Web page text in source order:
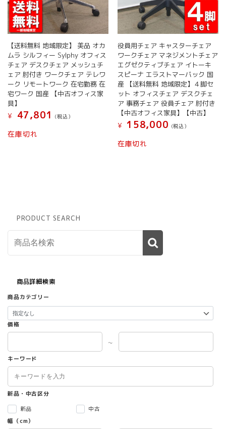
【送料無料 地域限定】 美品 オカ
ムラ シルフィー Sylphy オフィス
チェア デスクチェア メッシュチ
ェア 肘付き ワークチェア テレワ
ーク リモートワーク 在宅勤務 在
宅ワーク 国産 【中古オフィス家
具】
¥
47,801 (税込）
在庫切れ
役員用チェア キャスターチェア
ワークチェア マネジメントチェア
エグゼクティブチェア イトーキ
スピーナ エラストマーバック 国
産 【送料無料 地域限定】４脚セ
ット オフィスチェア デスクチェ
ア 事務チェア 役員チェア 肘付き
【中古オフィス家具】【中古】
¥
158,000 (税込）
在庫切れ
PRODUCT SEARCH
商品詳細検索
商品カテゴリー
価格
～
キーワード
新品・中古区分
新品
中古
幅（cm）